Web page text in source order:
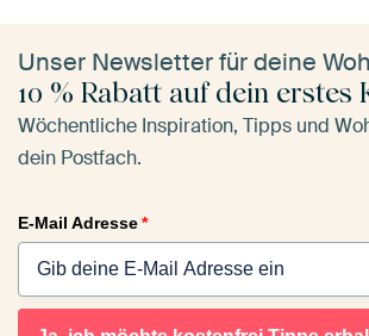
Unser Newsletter für deine
10 % Rabatt auf dein erstes
Wöchentliche Inspiration, Tipps und
dein Postfach.
E-Mail Adresse*